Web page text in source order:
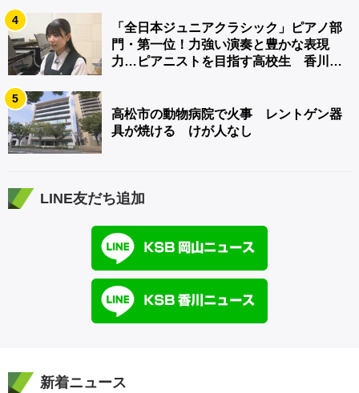
4
「全日本ジュニアクラシック」ピアノ部
門・第一位！力強い演奏と豊かな表現
力…ピアニストを目指す高校生 香川
5
高松市の動物病院で火事 レントゲン器
具が焼ける けが人なし
LINE友だち追加
新着ニュース